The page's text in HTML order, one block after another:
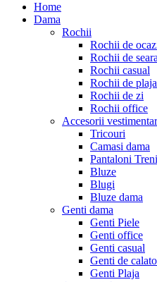
Home
Dama
Rochii
Rochii de
Rochii de
Rochii casual
Rochii de plaja
Rochii de zi
Rochii office
Accesorii
Tricouri
Camasi dama
Pantaloni
Bluze
Blugi
Bluze dama
Genti dama
Genti Piele
Genti office
Genti casual
Genti de
Genti Plaja